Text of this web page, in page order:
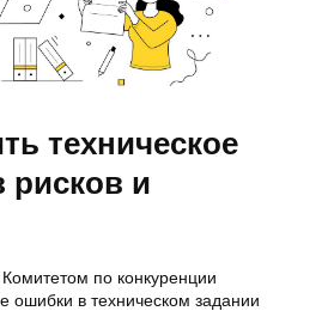
техническое
рисков и
по конкуренции
ошибки в техническом задании